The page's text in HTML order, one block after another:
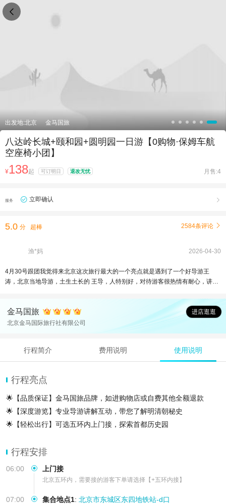
出发地:北京 金马国旅
八达岭长城+颐和园+圆明园一日游【0购物·保姆车航
空座椅小团】
¥138起 可订明日 退改无忧 月售:4
服务 立即确认 
5.0 分 超棒 2584条评论 
渔*妈 2026-04-30
4月30号跟团我觉得来北京这次旅行最大的一个亮点就是遇到了一个好导游王
涛，北京当地导游，土生土长的 王导，人特别好，对待游客很热情有耐心，讲解
的，真的是良心导游，全成对待每个游客从来不会大呼小叫，一直都是耐耐心心
的，讲历史的时候也是很尊重事实，实事求是，还很幽默，最后走的时候还有耐
心指导每一位游客根据不同目的地怎么做地铁，怎么走，周边怎么游玩，真的是
很负责任的导游，游玩颐和园和圆明园的时候 导讲的绘声绘色，朗朗动听，还给
是非常满意，
金马国旅
进店逛逛
北京金马国际旅行社有限公司
行程简介 费用说明 使用说明
行程亮点
🌟【品质保证】金马国旅品牌，如进购物店或自费其他全额退款
🌟【深度游览】专业导游讲解互动，带您了解明清朝秘史
🌟【轻松出行】可选五环内上门接，探索首都历史园
行程安排
06:00 上门接
北京五环内，需要接的游客下单请选择【+五环内接】
07:00 集合地点1: 北京市东城区东四地铁站-d口
